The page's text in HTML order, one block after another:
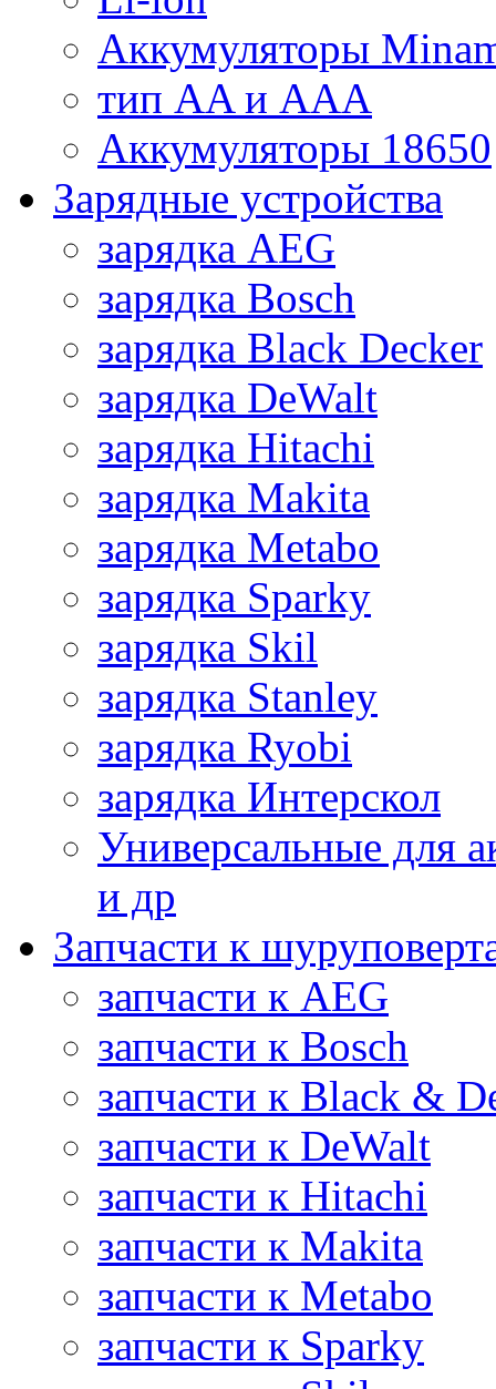
Аккумуляторы
тип AA и AAA
Аккумуляторы 18650
Зарядные устройства
зарядка AEG
зарядка Bosch
зарядка Black Decker
зарядка DeWalt
зарядка Hitachi
зарядка Makita
зарядка Metabo
зарядка Sparky
зарядка Skil
зарядка Stanley
зарядка Ryobi
зарядка Интерскол
Универсальные для
и др
Запчасти к
запчасти к AEG
запчасти к Bosch
запчасти к Black &
запчасти к DeWalt
запчасти к Hitachi
запчасти к Makita
запчасти к Metabo
запчасти к Sparky